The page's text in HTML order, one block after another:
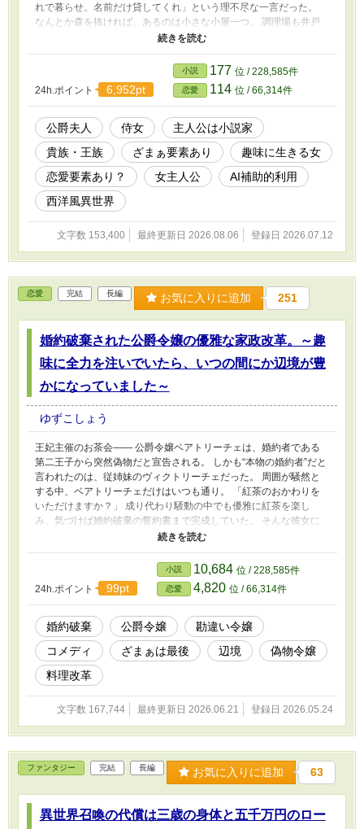
れで暮らせ。名前だけ貸してくれ」という理不尽な一言だった。
なんとか森を抜ければ、あるのは小さな小屋一つ。 調理場も井戸
もなく、あるのは“離れ”とは名ばかりの物置小屋だけ。 しかし、コ
レットは絶望すること無く、着ていたドレスを切ってベッドを作り
始める。 「藁のベッドで寝てみたかったのよね。」 さらに自ら変
装して本邸へ潜入し、夫の愛人アリスの専属侍女・アレットとして
働き始めて…… 傲慢な夫と、わがままな義妹。 二人の日常は、小
説のネタの宝庫だった。 「せっかくだし、小説を書きましょう。
名前は“お邪魔虫夫人”がいいわね。」 こうして書き上げられた物語
は朝刊小説として貴族たちの間で瞬く間に大人気となり、「お邪魔
虫夫人」の名は国中へ広まっていく。 そして誰も気づかないま
ま、小説に綴られた数々の出来事が、やがて王国に隠された数々の
汚点を白日の下に晒していくことになるのだが……！？
24h.ポイント 6,952pt
小説 177 位 / 228,585件
恋愛 114 位 / 66,314件
公爵夫人 侍女
主人公は小説家
貴族・王族
ざまぁ要素あり
趣味に生きる女
恋愛要素あり？
女主人公
AI補助的利用
西洋風異世界
文字数 153,400 最終更新日 2026.08.06 登録日 2026.07.12
恋愛 完結 長編 お気に入りに追加 251
婚約破棄された公爵令嬢の優雅な家政改革。～趣
味に全力を注いでいたら、いつの間にか辺境が豊
かになっていました～
ゆずこしょう
王妃主催のお茶会―― 公爵令嬢ベアトリーチェは、婚約者である
第二王子から突然偽物だと宣告される。 しかも“本物の婚約者”だと
言われたのは、従姉妹のヴィクトリーチェだった。 周囲が騒然と
する中、ベアトリーチェだけはいつも通り。 「紅茶のおかわりを
いただけますか？」 成り代わり騒動の中でも優雅に紅茶を楽し
み、気づけば婚約破棄の誓約書まで完成していた。 そんな彼女に
新たに用意された縁談相手は、“見目麗しいだけの堅物男”と噂され
る辺境侯爵家次期当主、ギルバート・ファルクナー。 しかし彼と
従者ハンスのやり取りを見たベアトリーチェは盛大な勘違いをして
しまう。 「お二人の恋路、邪魔いたしませんわ！」 辺境で紅茶や
お菓子作りを満喫するベアトリーチェ。 一方その頃、王城では彼
女がいなくなった影響が少しずつ表れ始めていて――？
24h.ポイント 99pt
小説 10,684 位 / 228,585件
恋愛 4,820 位 / 66,314件
婚約破棄 公爵令嬢
勘違い令嬢
コメディ
ざまぁは最後 辺境
偽物令嬢
料理改革
文字数 167,744 最終更新日 2026.06.21 登録日 2026.05.24
ファンタジー 完結 長編 お気に入りに追加 63
異世界召喚の代償は三歳の身体と五千万円のロー